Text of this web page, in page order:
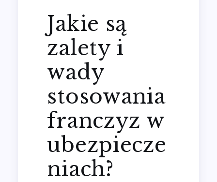
Jakie są
zalety i
wady
stosowania
franczyz w
ubezpiecze
niach?